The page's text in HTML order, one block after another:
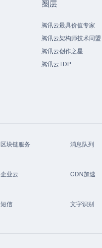
圈层
腾讯云最具价值专家
腾讯云架构师技术同盟
腾讯云创作之星
腾讯云TDP
区块链服务 消息队列
企业云 CDN加速
短信 文字识别